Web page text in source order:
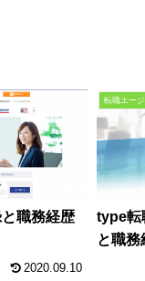
職務経歴
2020.09.10
転職エー
type転
と職務